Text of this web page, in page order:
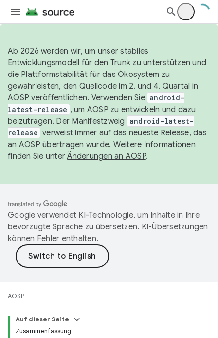
Ab 2026 werden wir, um unser stabiles
Entwicklungsmodell für den Trunk zu unterstützen und
die Plattformstabilität für das Ökosystem zu
gewährleisten, den Quellcode im 2. und 4. Quartal in
AOSP veröffentlichen. Verwenden Sie android-
latest-release , um AOSP zu entwickeln und dazu
beizutragen. Der Manifestzweig
android-latest-
release verweist immer auf das neueste Release, das
an AOSP übertragen wurde. Weitere Informationen
finden Sie unterÄnderungen an AOSP.
Google verwendet KI-Technologie, um Inhalte in Ihre
bevorzugte Sprache zu übersetzen. KI-Übersetzungen
können Fehler enthalten.
AOSP
Auf dieser Seite
Zusammenfassung